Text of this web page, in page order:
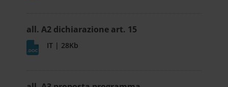
all. A2 dichiarazione art. 15
IT | 28Kb